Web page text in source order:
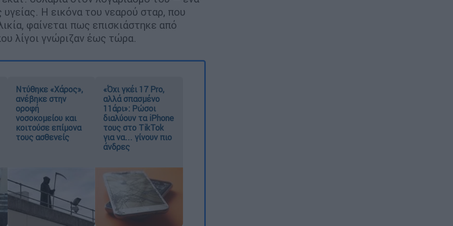
Η εικόνα του νεαρού σταρ, που
φαίνεται πως επισκιάστηκε από
λίγοι γνώριζαν έως τώρα.
Ντύθηκε «Χάρος»,
ανέβηκε στην
οροφή
νοσοκομείου και
κοιτούσε επίμονα
τους ασθενείς
«Όχι γκέι 17 Pro,
αλλά σπασμένο
11άρι»: Ρώσοι
διαλύουν τα iPhone
τους στο TikTok
για να... γίνουν πιο
άνδρες